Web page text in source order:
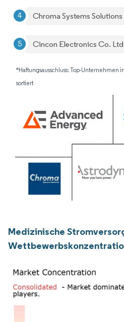
Chroma Systems Solutions
Cincon Electronics Co. Ltd
*Haftungsausschluss: Top-
sortiert
Medizinische